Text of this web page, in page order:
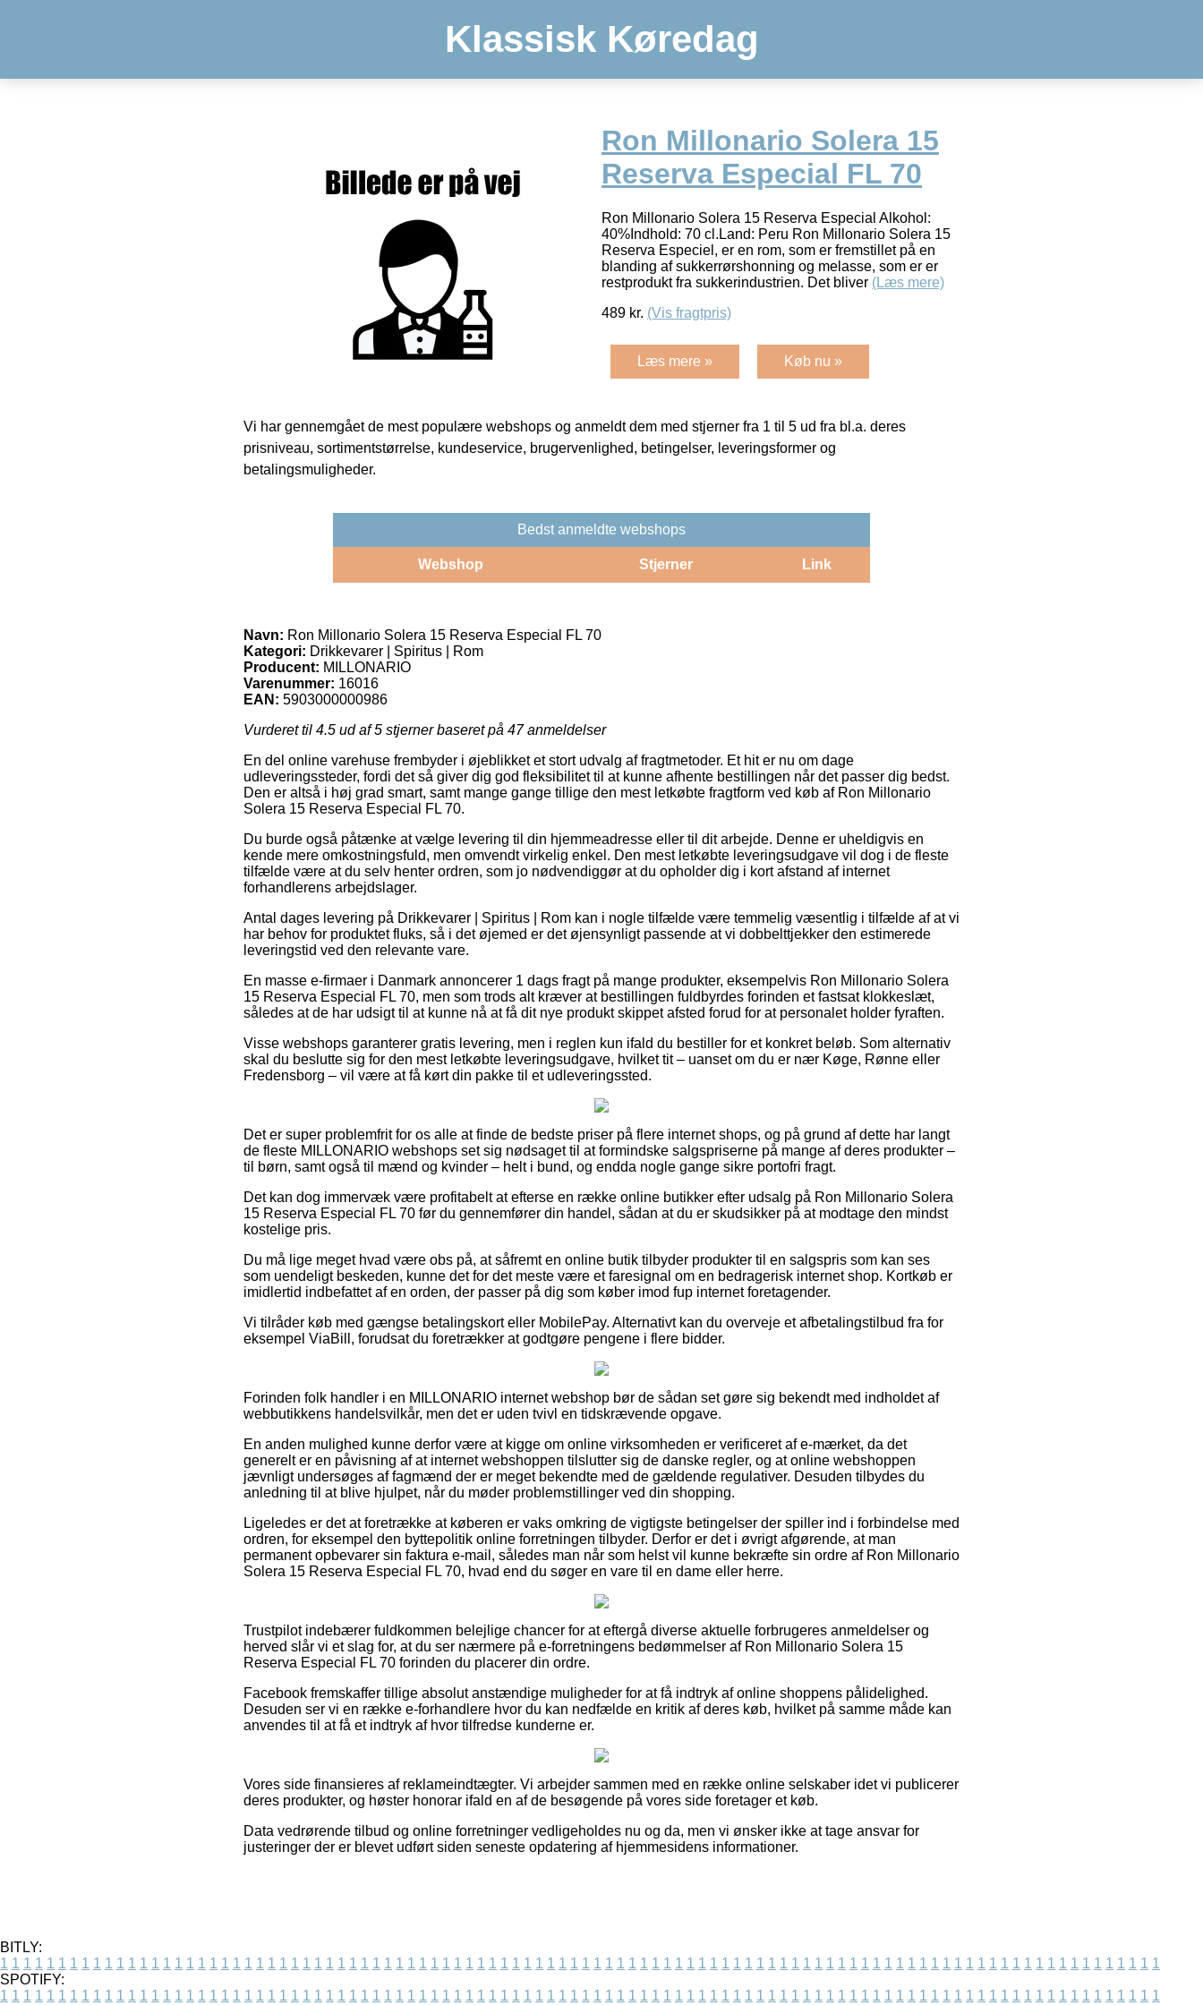
Klassisk Køredag
Ron Millonario Solera 15
Reserva Especial FL 70
Ron Millonario Solera 15 Reserva Especial Alkohol:
40%Indhold: 70 cl.Land: Peru Ron Millonario Solera 15
Reserva Especiel, er en rom, som er fremstillet på en
blanding af sukkerrørshonning og melasse, som er er
restprodukt fra sukkerindustrien. Det bliver (Læs mere)
489 kr. (Vis fragtpris)
Læs mere » Køb nu »
Vi har gennemgået de mest populære webshops og anmeldt dem med stjerner fra 1 til 5 ud fra bl.a. deres
prisniveau, sortimentstørrelse, kundeservice, brugervenlighed, betingelser, leveringsformer og
betalingsmuligheder.
Bedst anmeldte webshops
Webshop Stjerner Link
Navn: Ron Millonario Solera 15 Reserva Especial FL 70
Kategori: Drikkevarer | Spiritus | Rom
Producent: MILLONARIO
Varenummer: 16016
EAN: 5903000000986
Vurderet til 4.5 ud af 5 stjerner baseret på 47anmeldelser
En del online varehuse frembyder i øjeblikket et stort udvalg af fragtmetoder. Et hit er nu om dage
udleveringssteder, fordi det så giver dig god fleksibilitet til at kunne afhente bestillingen når det passer dig bedst.
Den er altså i høj grad smart, samt mange gange tillige den mest letkøbte fragtform ved køb af Ron Millonario
Solera 15 Reserva Especial FL 70.
Du burde også påtænke at vælge levering til din hjemmeadresse eller til dit arbejde. Denne er uheldigvis en
kende mere omkostningsfuld, men omvendt virkelig enkel. Den mest letkøbte leveringsudgave vil dog i de fleste
tilfælde være at du selv henter ordren, som jo nødvendiggør at du opholder dig i kort afstand af internet
forhandlerens arbejdslager.
Antal dages levering på Drikkevarer | Spiritus | Rom kan i nogle tilfælde være temmelig væsentlig i tilfælde af at vi
har behov for produktet fluks, så i det øjemed er det øjensynligt passende at vi dobbelttjekker den estimerede
leveringstid ved den relevante vare.
En masse e-firmaer i Danmark annoncerer 1 dags fragt på mange produkter, eksempelvis Ron Millonario Solera
15 Reserva Especial FL 70, men som trods alt kræver at bestillingen fuldbyrdes forinden et fastsat klokkeslæt,
således at de har udsigt til at kunne nå at få dit nye produkt skippet afsted forud for at personalet holder fyraften.
Visse webshops garanterer gratis levering, men i reglen kun ifald du bestiller for et konkret beløb. Som alternativ
skal du beslutte sig for den mest letkøbte leveringsudgave, hvilket tit – uanset om du er nær Køge, Rønne eller
Fredensborg – vil være at få kørt din pakke til et udleveringssted.
Det er super problemfrit for os alle at finde de bedste priser på flere internet shops, og på grund af dette har langt
de fleste MILLONARIO webshops set sig nødsaget til at formindske salgspriserne på mange af deres produkter –
til børn, samt også til mænd og kvinder – helt i bund, og endda nogle gange sikre portofri fragt.
Det kan dog immervæk være profitabelt at efterse en række online butikker efter udsalg på Ron Millonario Solera
15 Reserva Especial FL 70 før du gennemfører din handel, sådan at du er skudsikker på at modtage den mindst
kostelige pris.
Du må lige meget hvad være obs på, at såfremt en online butik tilbyder produkter til en salgspris som kan ses
som uendeligt beskeden, kunne det for det meste være et faresignal om en bedragerisk internet shop. Kortkøb er
imidlertid indbefattet af en orden, der passer på dig som køber imod fup internet foretagender.
Vi tilråder køb med gængse betalingskort eller MobilePay. Alternativt kan du overveje et afbetalingstilbud fra for
eksempel ViaBill, forudsat du foretrækker at godtgøre pengene i flere bidder.
Forinden folk handler i en MILLONARIO internet webshop bør de sådan set gøre sig bekendt med indholdet af
webbutikkens handelsvilkår, men det er uden tvivl en tidskrævende opgave.
En anden mulighed kunne derfor være at kigge om online virksomheden er verificeret af e-mærket, da det
generelt er en påvisning af at internet webshoppen tilslutter sig de danske regler, og at online webshoppen
jævnligt undersøges af fagmænd der er meget bekendte med de gældende regulativer. Desuden tilbydes du
anledning til at blive hjulpet, når du møder problemstillinger ved din shopping.
Ligeledes er det at foretrække at køberen er vaks omkring de vigtigste betingelser der spiller ind i forbindelse med
ordren, for eksempel den byttepolitik online forretningen tilbyder. Derfor er det i øvrigt afgørende, at man
permanent opbevarer sin faktura e-mail, således man når som helst vil kunne bekræfte sin ordre af Ron Millonario
Solera 15 Reserva Especial FL 70, hvad end du søger en vare til en dame eller herre.
Trustpilot indebærer fuldkommen belejlige chancer for at eftergå diverse aktuelle forbrugeres anmeldelser og
herved slår vi et slag for, at du ser nærmere på e-forretningens bedømmelser af Ron Millonario Solera 15
Reserva Especial FL 70 forinden du placerer din ordre.
Facebook fremskaffer tillige absolut anstændige muligheder for at få indtryk af online shoppens pålidelighed.
Desuden ser vi en række e-forhandlere hvor du kan nedfælde en kritik af deres køb, hvilket på samme måde kan
anvendes til at få et indtryk af hvor tilfredse kunderne er.
Vores side finansieres af reklameindtægter. Vi arbejder sammen med en række online selskaber idet vi publicerer
deres produkter, og høster honorar ifald en af de besøgende på vores side foretager et køb.
Data vedrørende tilbud og online forretninger vedligeholdes nu og da, men vi ønsker ikke at tage ansvar for
justeringer der er blevet udført siden seneste opdatering af hjemmesidens informationer.
BITLY:
1 1 1 1 1 1 1 1 1 1 1 1 1 1 1 1 1 1 1 1 1 1 1 1 1 1 1 1 1 1 1 1 1 1 1 1 1 1 1 1 1 1 1 1 1 1 1 1 1 1 1 1 1 1 1 1 1 1 1 1 1 1 1 1 1 1 1 1 1 1 1 1 1 1 1 1 1 1 1 1 1 1 1 1 1 1 1 1 1 1 1 1 1 1 1 1 1 1 1 1
SPOTIFY:
1 1 1 1 1 1 1 1 1 1 1 1 1 1 1 1 1 1 1 1 1 1 1 1 1 1 1 1 1 1 1 1 1 1 1 1 1 1 1 1 1 1 1 1 1 1 1 1 1 1 1 1 1 1 1 1 1 1 1 1 1 1 1 1 1 1 1 1 1 1 1 1 1 1 1 1 1 1 1 1 1 1 1 1 1 1 1 1 1 1 1 1 1 1 1 1 1 1 1 1